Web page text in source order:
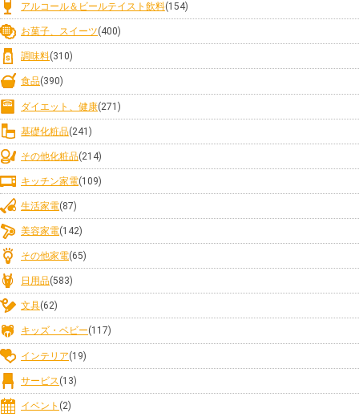
アルコール＆ビールテイスト飲料(154)
お菓子、スイーツ(400)
調味料(310)
食品(390)
ダイエット、健康(271)
基礎化粧品(241)
その他化粧品(214)
キッチン家電(109)
生活家電(87)
美容家電(142)
その他家電(65)
日用品(583)
文具(62)
キッズ・ベビー(117)
インテリア(19)
サービス (13)
イベント (2)